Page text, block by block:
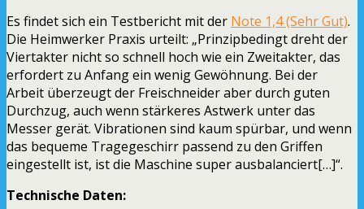
Es findet sich ein Testbericht mit der Note 1,4 (Sehr Gut).
Die Heimwerker Praxis urteilt: „Prinzipbedingt dreht der
Viertakter nicht so schnell hoch wie ein Zweitakter, das
erfordert zu Anfang ein wenig Gewöhnung. Bei der
Arbeit überzeugt der Freischneider aber durch guten
Durchzug, auch wenn stärkeres Astwerk unter das
Messer gerät. Vibrationen sind kaum spürbar, und wenn
das bequeme Tragegeschirr passend zu den Griffen
eingestellt ist, ist die Maschine super ausbalanciert[…]“.
Technische Daten: